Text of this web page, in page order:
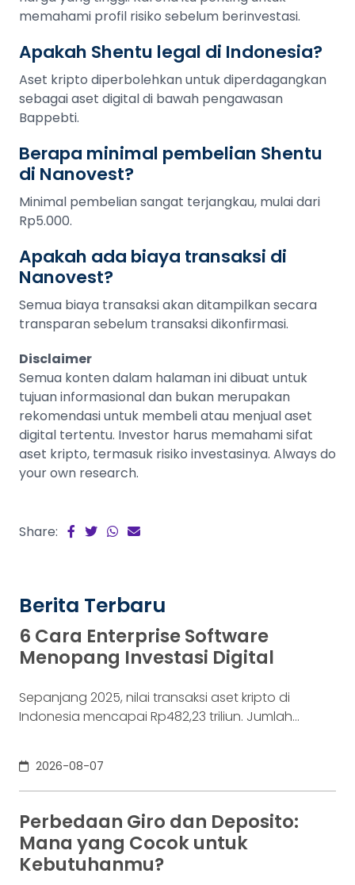
memahami profil risiko sebelum berinvestasi.
Apakah Shentu legal di Indonesia?
Aset kripto diperbolehkan untuk diperdagangkan
sebagai aset digital di bawah pengawasan
Bappebti.
Berapa minimal pembelian Shentu
di Nanovest?
Minimal pembelian sangat terjangkau, mulai dari
Rp5.000.
Apakah ada biaya transaksi di
Nanovest?
Semua biaya transaksi akan ditampilkan secara
transparan sebelum transaksi dikonfirmasi.
Disclaimer
Semua konten dalam halaman ini dibuat untuk
tujuan informasional dan bukan merupakan
rekomendasi untuk membeli atau menjual aset
digital tertentu. Investor harus memahami sifat
aset kripto, termasuk risiko investasinya. Always do
your own research.
Share:
Berita Terbaru
6 Cara Enterprise Software
Menopang Investasi Digital
Sepanjang 2025, nilai transaksi aset kripto di
Indonesia mencapai Rp482,23 triliun. Jumlah
(OJK). Angka sebesar itu lahir dari jutaan tindakan
yang di layar terasa sederhana, dari login, memilih
aset, lalu menekan tombol beli. Namun, satu
ketukan tersebut bukan akhir proses. Di belakang
layar,
2026-08-07
Perbedaan Giro dan Deposito:
Mana yang Cocok untuk
Kebutuhanmu?